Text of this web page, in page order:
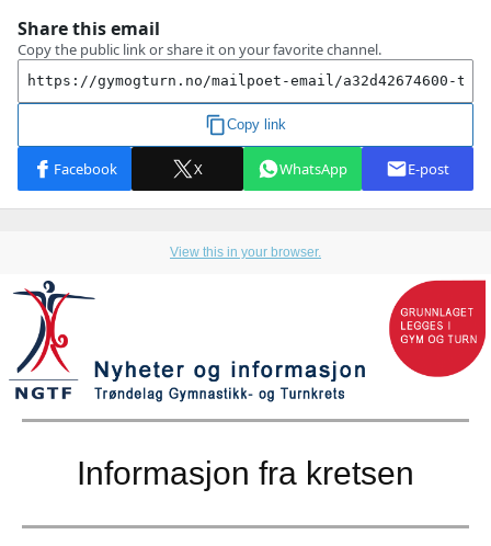
View this in your browser.
Informasjon fra kretsen